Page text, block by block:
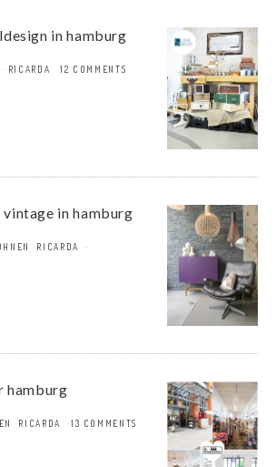
in hamburg
RICARDA 12 COMMENTS
vintage in hamburg
RICARDA
hamburg
RICARDA 13 COMMENTS